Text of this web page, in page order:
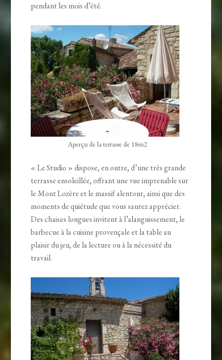
pendant les mois d’été.
Aperçu de la terrasse de 18m2
« Le Studio » dispose, en outre, d’une très grande
terrasse ensoleillée, offrant une vue imprenable sur
le Mont Lozère et le massif alentour, ainsi que des
moments de quiétude que vous saurez apprécier.
Des chaises longues invitent à l’alanguissement, le
barbecue à la cuisine provençale et la table au
plaisir du jeu, de la lecture ou à la nécessité du
travail.